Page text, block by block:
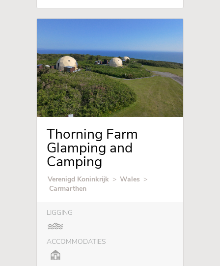
Thorning Farm
Glamping and
Camping
Verenigd Koninkrijk > Wales >
Carmarthen
LIGGING
ACCOMMODATIES